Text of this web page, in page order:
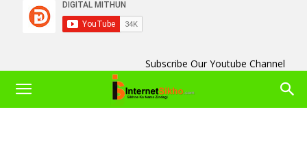
Subscribe Our Youtube Channel